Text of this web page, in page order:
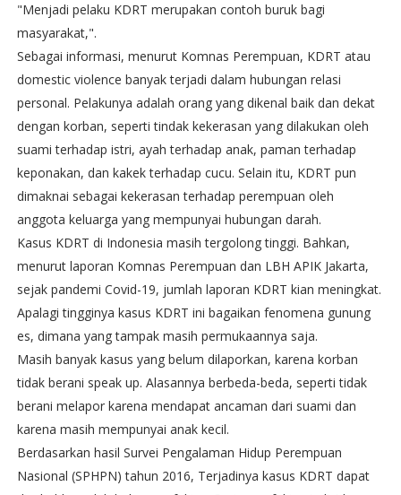
"Menjadi pelaku KDRT merupakan contoh buruk bagi
masyarakat,".
Sebagai informasi, menurut Komnas Perempuan, KDRT atau
domestic violence banyak terjadi dalam hubungan relasi
personal. Pelakunya adalah orang yang dikenal baik dan dekat
dengan korban, seperti tindak kekerasan yang dilakukan oleh
suami terhadap istri, ayah terhadap anak, paman terhadap
keponakan, dan kakek terhadap cucu. Selain itu, KDRT pun
dimaknai sebagai kekerasan terhadap perempuan oleh
anggota keluarga yang mempunyai hubungan darah.
Kasus KDRT di Indonesia masih tergolong tinggi. Bahkan,
menurut laporan Komnas Perempuan dan LBH APIK Jakarta,
sejak pandemi Covid-19, jumlah laporan KDRT kian meningkat.
Apalagi tingginya kasus KDRT ini bagaikan fenomena gunung
es, dimana yang tampak masih permukaannya saja.
Masih banyak kasus yang belum dilaporkan, karena korban
tidak berani speak up. Alasannya berbeda-beda, seperti tidak
berani melapor karena mendapat ancaman dari suami dan
karena masih mempunyai anak kecil.
Berdasarkan hasil Survei Pengalaman Hidup Perempuan
Nasional (SPHPN) tahun 2016, Terjadinya kasus KDRT dapat